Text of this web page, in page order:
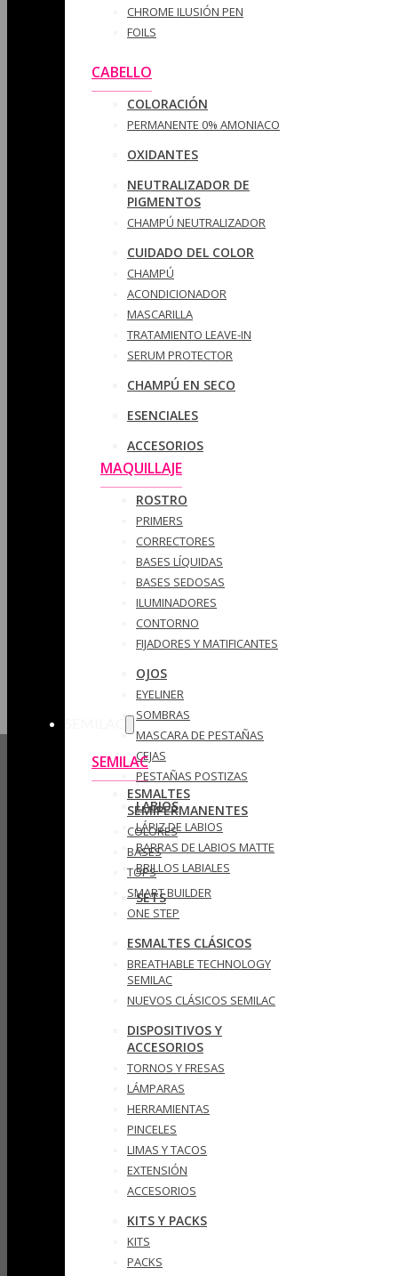
CHROME ILUSIÓN PEN
FOILS
CABELLO
COLORACIÓN
PERMANENTE 0% AMONIACO
OXIDANTES
NEUTRALIZADOR DE
PIGMENTOS
CHAMPÚ NEUTRALIZADOR
CUIDADO DEL COLOR
CHAMPÚ
ACONDICIONADOR
MASCARILLA
TRATAMIENTO LEAVE-IN
SERUM PROTECTOR
CHAMPÚ EN SECO
ESENCIALES
ACCESORIOS
MAQUILLAJE
ROSTRO
PRIMERS
CORRECTORES
BASES LÍQUIDAS
BASES SEDOSAS
ILUMINADORES
CONTORNO
FIJADORES Y MATIFICANTES
OJOS
EYELINER
SOMBRAS
MASCARA DE PESTAÑAS
CEJAS
PESTAÑAS POSTIZAS
LABIOS
LÁPIZ DE LABIOS
BARRAS DE LABIOS MATTE
BRILLOS LABIALES
SETS
SEMILAC
ESMALTES
SEMIPERMANENTES
COLORES
BASES
TOPS
SMART BUILDER
ONE STEP
ESMALTES CLÁSICOS
BREATHABLE TECHNOLOGY
SEMILAC
NUEVOS CLÁSICOS SEMILAC
DISPOSITIVOS Y
ACCESORIOS
TORNOS Y FRESAS
LÁMPARAS
HERRAMIENTAS
PINCELES
LIMAS Y TACOS
EXTENSIÓN
ACCESORIOS
KITS Y PACKS
KITS
PACKS